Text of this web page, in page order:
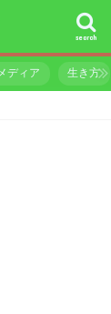
search
メディア 生き方